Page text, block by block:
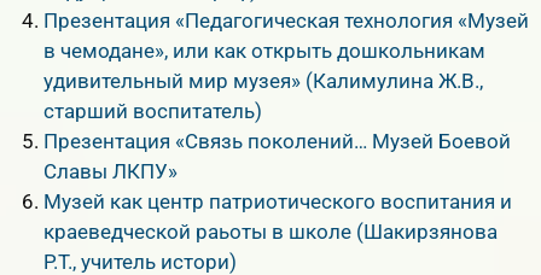
Презентация «Педагогическая технология «Музей
в чемодане», или как открыть дошкольникам
удивительный мир музея» (Калимулина Ж.В.,
старший воспитатель)
Презентация «Связь поколений… Музей Боевой
Славы ЛКПУ»
Музей как центр патриотического воспитания и
краеведческой раьоты в школе (Шакирзянова
Р.Т., учитель истори)